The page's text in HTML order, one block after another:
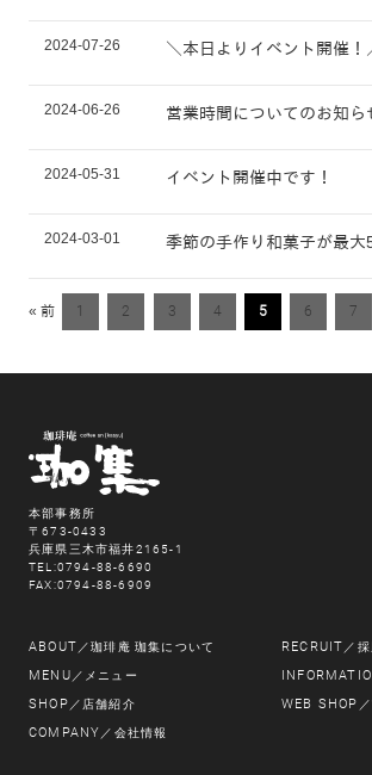
2024-07-26 ＼本日よりイベント開催！
2024-06-26 営業時間についてのお知ら
2024-05-31 イベント開催中です！
2024-03-01 季節の手作り和菓子が最大
« 前 1 2 3 4 5 6 7
本部事務所
〒673-0433
兵庫県三木市福井2165-1
TEL:0794-88-6690
FAX:0794-88-6909
ABOUT ／珈琲庵 珈集について RECRUIT ／
MENU ／メニュー
SHOP ／店舗紹介 WEB SHOP
COMPANY ／会社情報